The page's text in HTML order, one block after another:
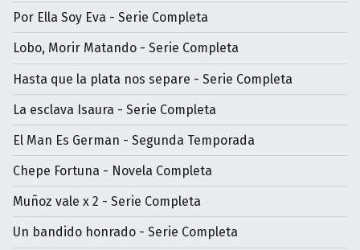
Por Ella Soy Eva - Serie Completa
Lobo, Morir Matando - Serie Completa
Hasta que la plata nos separe - Serie Completa
La esclava Isaura - Serie Completa
El Man Es German - Segunda Temporada
Chepe Fortuna - Novela Completa
Muñoz vale x 2 - Serie Completa
Un bandido honrado - Serie Completa